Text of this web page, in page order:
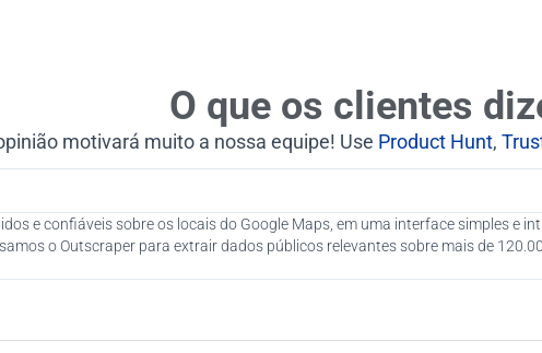
O que os clientes
motivará muito a nossa equipe! Use Product Hunt,
e confiáveis sobre os locais do Google Maps, em uma interface simples e
o Outscraper para extrair dados públicos relevantes sobre mais de